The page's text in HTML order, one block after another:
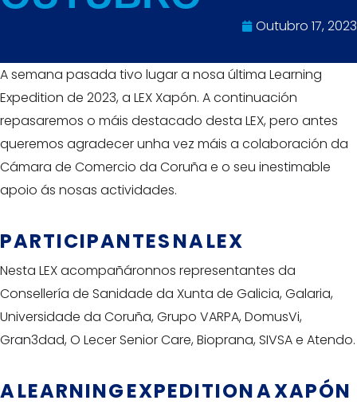
Outubro 17, 2023
A semana pasada tivo lugar a nosa última Learning
Expedition de 2023, a LEX Xapón. A continuación
repasaremos o máis destacado desta LEX, pero antes
queremos agradecer unha vez máis a colaboración da
Cámara de Comercio da Coruña e o seu inestimable
apoio ás nosas actividades.
PARTICIPANTES NA LEX
Nesta LEX acompañáronnos representantes da
Consellería de Sanidade da Xunta de Galicia, Galaria,
Universidade da Coruña, Grupo VARPA, DomusVi,
Gran3dad, O Lecer Senior Care, Bioprana, SIVSA e Atendo.
A LEARNING EXPEDITION A XAPÓN